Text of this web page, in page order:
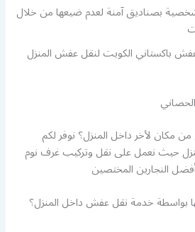
بصناديق آمنة لعدم ضيعها من خلال
باكستاني الكويت لنقل عفش المنزل
مكان لأخر داخل المنزل؟ نوفر لكم
حيث نعمل على نقل وتركيب غرف نوم
النجارين المختصين
بواسطة خدمة نقل عفش داخل المنزل؟